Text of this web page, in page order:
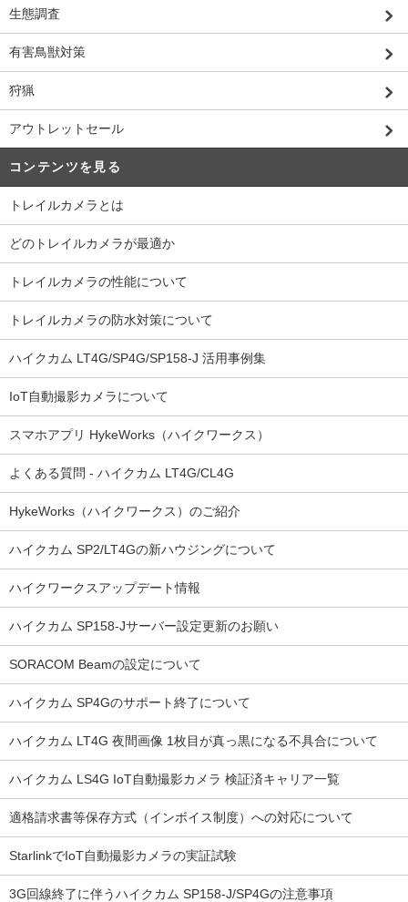
生態調査
有害鳥獣対策
狩猟
アウトレットセール
コンテンツを見る
トレイルカメラとは
どのトレイルカメラが最適か
トレイルカメラの性能について
トレイルカメラの防水対策について
ハイクカム LT4G/SP4G/SP158-J 活用事例集
IoT自動撮影カメラについて
スマホアプリ HykeWorks（ハイクワークス）
よくある質問 - ハイクカム LT4G/CL4G
HykeWorks（ハイクワークス）のご紹介
ハイクカム SP2/LT4Gの新ハウジングについて
ハイクワークスアップデート情報
ハイクカム SP158-Jサーバー設定更新のお願い
SORACOM Beamの設定について
ハイクカム SP4Gのサポート終了について
ハイクカム LT4G 夜間画像 1枚目が真っ黒になる不具合について
ハイクカム LS4G IoT自動撮影カメラ 検証済キャリア一覧
適格請求書等保存方式（インボイス制度）への対応について
StarlinkでIoT自動撮影カメラの実証試験
3G回線終了に伴うハイクカム SP158-J/SP4Gの注意事項